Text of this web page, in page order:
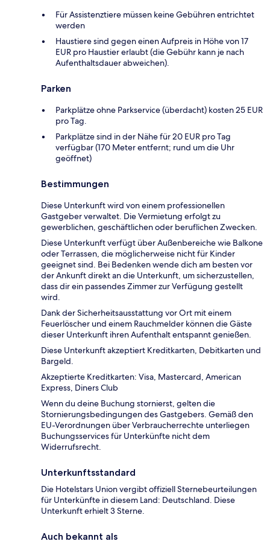
Für Assistenztiere müssen keine Gebühren entrichtet
werden
Haustiere sind gegen einen Aufpreis in Höhe von 17
EUR pro Haustier erlaubt (die Gebühr kann je nach
Aufenthaltsdauer abweichen).
Parken
Parkplätze ohne Parkservice (überdacht) kosten 25 EUR
pro Tag.
Parkplätze sind in der Nähe für 20 EUR pro Tag
verfügbar (170 Meter entfernt; rund um die Uhr
geöffnet)
Bestimmungen
Diese Unterkunft wird von einem professionellen
Gastgeber verwaltet. Die Vermietung erfolgt zu
gewerblichen, geschäftlichen oder beruflichen Zwecken.
Diese Unterkunft verfügt über Außenbereiche wie Balkone
oder Terrassen, die möglicherweise nicht für Kinder
geeignet sind. Bei Bedenken wende dich am besten vor
der Ankunft direkt an die Unterkunft, um sicherzustellen,
dass dir ein passendes Zimmer zur Verfügung gestellt
wird.
Dank der Sicherheitsausstattung vor Ort mit einem
Feuerlöscher und einem Rauchmelder können die Gäste
dieser Unterkunft ihren Aufenthalt entspannt genießen.
Diese Unterkunft akzeptiert Kreditkarten, Debitkarten und
Bargeld.
Akzeptierte Kreditkarten: Visa, Mastercard, American
Express, Diners Club
Wenn du deine Buchung stornierst, gelten die
Stornierungsbedingungen des Gastgebers. Gemäß den
EU-Verordnungen über Verbraucherrechte unterliegen
Buchungsservices für Unterkünfte nicht dem
Widerrufsrecht.
Unterkunftsstandard
Die Hotelstars Union vergibt offiziell Sternebeurteilungen
für Unterkünfte in diesem Land: Deutschland. Diese
Unterkunft erhielt 3 Sterne.
Auch bekannt als